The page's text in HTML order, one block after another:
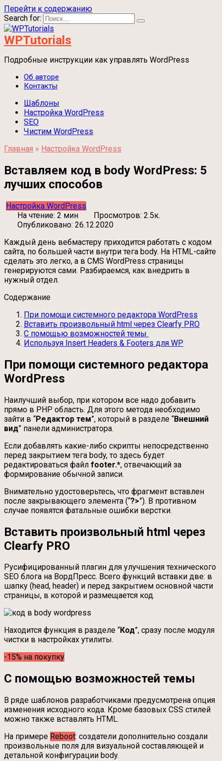
Перейти к содержанию
Search for:
WPTutorials
Подробные инструкции как управлять WordPress
Об авторе
Контакты
Шаблоны
Настройка WordPress
SEO
Чистим WordPress
Главная » Настройка WordPress
Вставляем код в body WordPress: 5
лучших способов
Настройка WordPress
На чтение 2 мин Просмотров 2.5к.
Опубликовано 26.12.2020
Каждый день вебмастеру приходится работать с кодом
сайта, по большей части внутри тега body. На HTML-сайте
сделать это легко, а в CMS WordPress страницы
генерируются сами. Разбираемся, как внедрить в
нужный отдел.
Содержание
При помощи системного редактора WordPress
Вставить произвольный html через Clearfy PRO
С помощью возможностей темы
Используя Insert Headers & Footers для WP
При помощи системного редактора
WordPress
Наилучший выбор, при котором все надо добавить
прямо в PHP область. Для этого метода необходимо
зайти в “Редактор тем”, который в разделе “Внешний
вид” панели администратора.
Если добавлять какие-либо скрипты непосредственно
перед закрытием тега body, то здесь будет
редактироваться файл footer.*, отвечающий за
формирование обычной записи.
Внимательно удостоверьтесь, что фрагмент вставлен
после закрывающего элемента (“?>”). В противном
случае появятся фатальные ошибки верстки.
Вставить произвольный html через
Clearfy PRO
Русифицированный плагин для улучшения технического
SEO блога на ВордПресс. Всего функций вставки две: в
шапку (head, header) и перед закрытием основной части
страницы, в которой и размещается код.
Находится функция в разделе “Код”, сразу после модуля
чистки в настройках утилиты.
-15% на покупку
С помощью возможностей темы
В ряде шаблонов разработчиками предусмотрена опция
изменения исходного кода. Кроме базовых CSS стилей
можно также вставлять HTML.
На примере Reboot: создатели дополнительно создали
произвольные поля для визуальной составляющей и
детальной конфигурации body.